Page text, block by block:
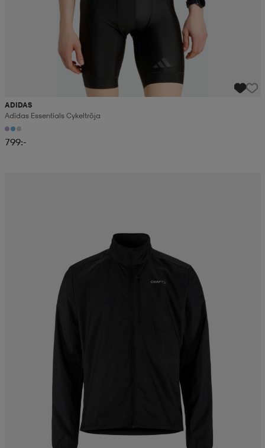
ADIDAS
Adidas Essentials Cykeltröja
799:-